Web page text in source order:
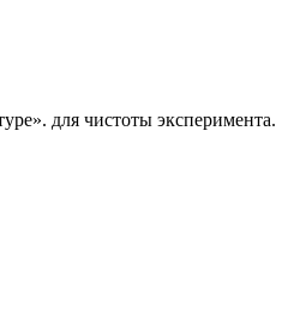
для чистоты эксперимента.